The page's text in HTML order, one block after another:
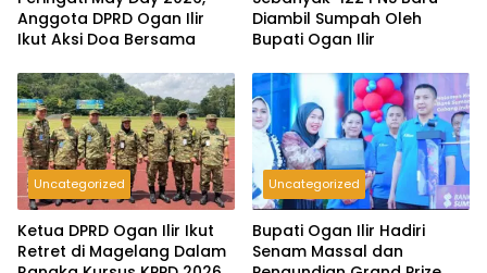
Anggota DPRD Ogan Ilir
Ikut Aksi Doa Bersama
Diambil Sumpah Oleh
Bupati Ogan Ilir
Uncategorized
Ketua DPRD Ogan Ilir Ikut
Retret di Magelang Dalam
Uncategorized
Bupati Ogan Ilir Hadiri
Senam Massal dan